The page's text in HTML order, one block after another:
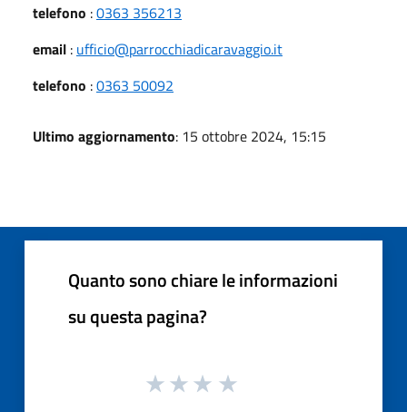
telefono :0363 356213
email : ufficio@parrocchiadicaravaggio.it
telefono :0363 50092
Ultimo aggiornamento: 15 ottobre 2024, 15:15
Quanto sono chiare le informazioni
su questa pagina?